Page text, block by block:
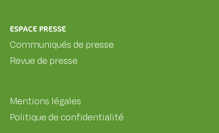
ESPACE PRESSE
Communiqués de presse
Revue de presse
Mentions légales
Politique de confidentialité